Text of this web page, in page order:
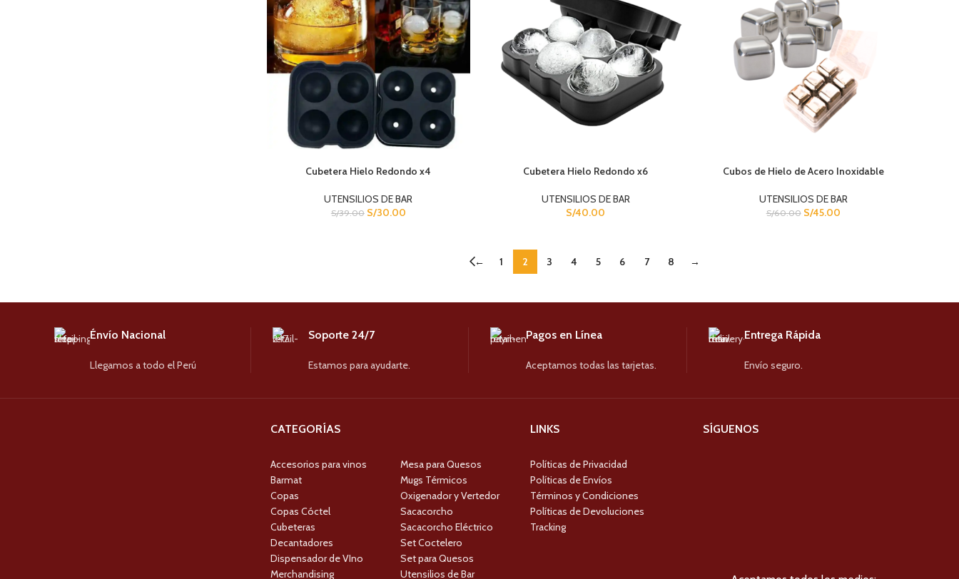
Cubetera Hielo Redondo x4
UTENSILIOS DE BAR
S/39.00 S/30.00
Cubetera Hielo Redondo x6
UTENSILIOS DE BAR
S/40.00
Cubos de Hielo de Acero Inoxidable
UTENSILIOS DE BAR
S/60.00 S/45.00
← 1 2 3 4 5 6 7 8 →
Énvío Nacional
Llegamos a todo el Perú
Soporte 24/7
Estamos para ayudarte.
Pagos en Línea
Aceptamos todas las tarjetas.
Entrega Rápida
Envío seguro.
CATEGORÍAS
Accesorios para vinos
Barmat
Copas
Copas Cóctel
Cubeteras
Decantadores
Dispensador de VIno
Merchandising
Mesa para Quesos
Mugs Térmicos
Oxigenador y Vertedor
Sacacorcho
Sacacorcho Eléctrico
Set Coctelero
Set para Quesos
Utensilios de Bar
LINKS
Políticas de Privacidad
Políticas de Envíos
Términos y Condiciones
Políticas de Devoluciones
Tracking
SÍGUENOS